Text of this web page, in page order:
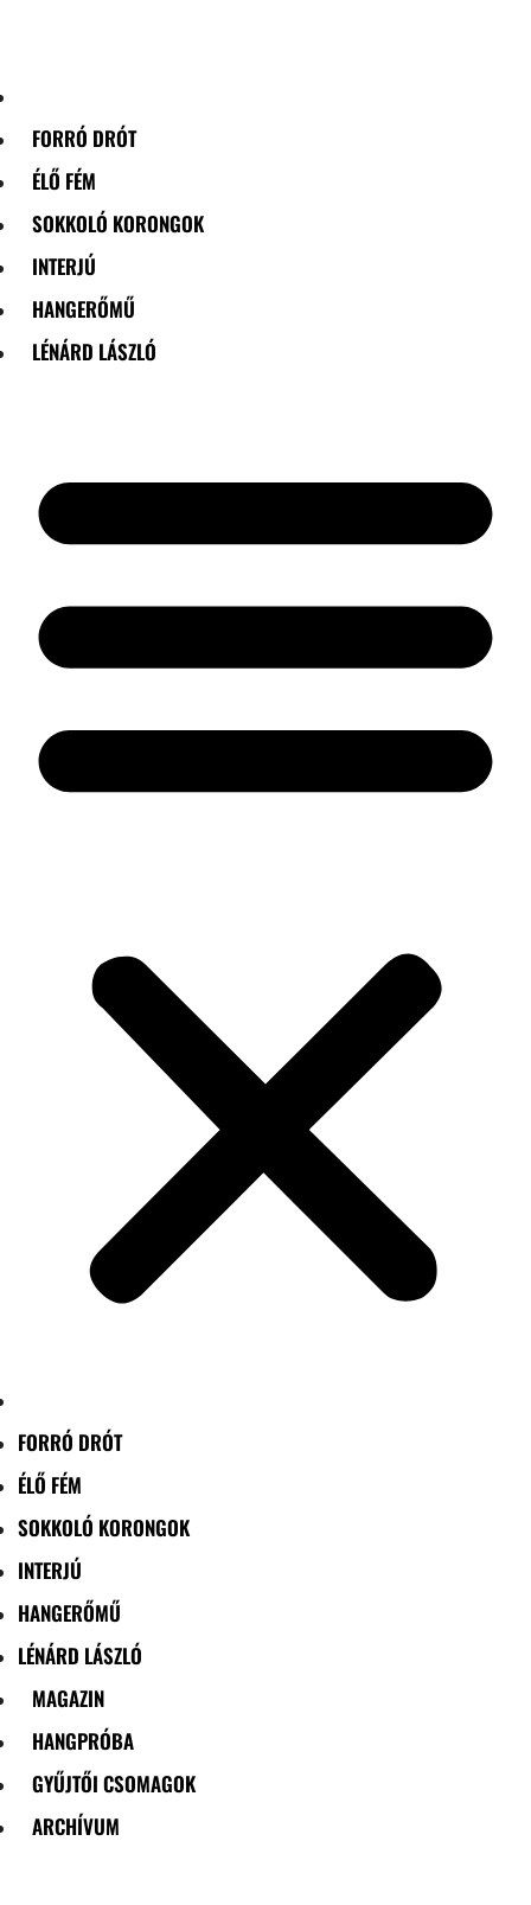
FORRÓ DRÓT
ÉLŐ FÉM
SOKKOLÓ KORONGOK
INTERJÚ
HANGERŐMŰ
LÉNÁRD LÁSZLÓ
FORRÓ DRÓT
ÉLŐ FÉM
SOKKOLÓ KORONGOK
INTERJÚ
HANGERŐMŰ
LÉNÁRD LÁSZLÓ
MAGAZIN
HANGPRÓBA
GYŰJTŐI CSOMAGOK
ARCHÍVUM